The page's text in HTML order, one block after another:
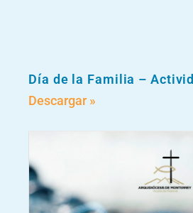
Día de la Familia –
Descargar »